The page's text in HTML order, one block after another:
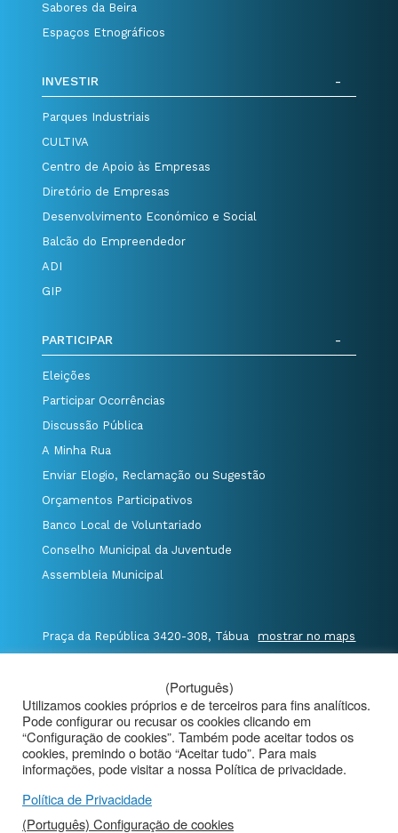
Sabores da Beira
Espaços Etnográficos
INVESTIR
Parques Industriais
CULTIVA
Centro de Apoio às Empresas
Diretório de Empresas
Desenvolvimento Económico e Social
Balcão do Empreendedor
ADI
GIP
PARTICIPAR
Eleições
Participar Ocorrências
Discussão Pública
A Minha Rua
Enviar Elogio, Reclamação ou Sugestão
Orçamentos Participativos
Banco Local de Voluntariado
Conselho Municipal da Juventude
Assembleia Municipal
Praça da República 3420-308, Tábua mostrar no maps
E. geral@cm-tabua.pt
@Município de Tábua | Mapa do Portal
|
Politica de Privacidade
|
Aviso de Privacidade - Videovigilância
(Português)
Utilizamos cookies próprios e de terceiros para fins analíticos.
Pode configurar ou recusar os cookies clicando em
“Configuração de cookies”. Também pode aceitar todos os
cookies, premindo o botão “Aceitar tudo”. Para mais
informações, pode visitar a nossa Política de privacidade.
Política de Privacidade
(Português) Configuração de cookies